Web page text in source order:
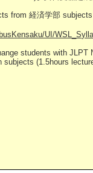
from 経済学部 subjects
UI/
students with JLPT
(1.5hours